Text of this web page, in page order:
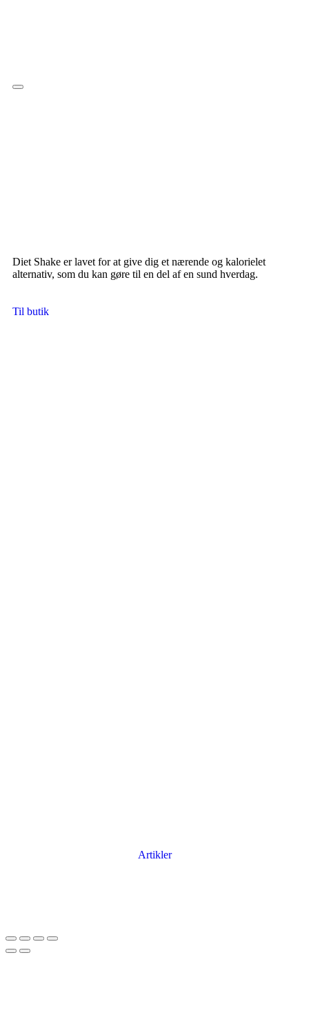
Hamburger Toggle Menu
Diet Shake er lavet for at give dig et nærende og kalorielet
alternativ, som du kan gøre til en del af en sund hverdag.
Til butik
Artikler